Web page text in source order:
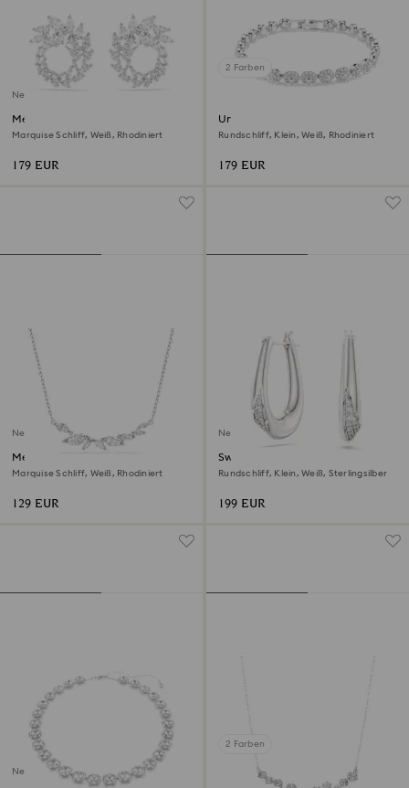
Neu
Mesmera Kreolen
Marquise Schliff, Weiß, Rhodiniert
179 EUR
2 Farben
Una Angelic Armband
Rundschliff, Klein, Weiß, Rhodiniert
179 EUR
Neu
Mesmera Halskette
Marquise Schliff, Weiß, Rhodiniert
129 EUR
Neu
Swarovski Classica Kreolen
Rundschliff, Klein, Weiß, Sterlingsilber
199 EUR
Neu
2 Farben